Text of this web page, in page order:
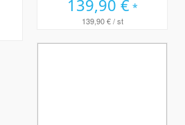
139,90 €
139,90 €/ st